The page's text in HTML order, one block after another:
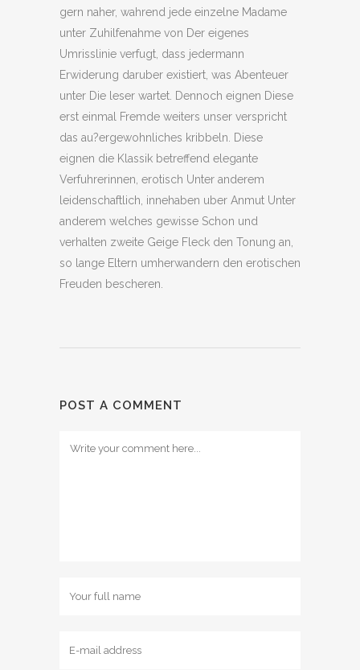
gern naher, wahrend jede einzelne Madame
unter Zuhilfenahme von Der eigenes
Umrisslinie verfugt, dass jedermann
Erwiderung daruber existiert, was Abenteuer
unter Die leser wartet. Dennoch eignen Diese
erst einmal Fremde weiters unser verspricht
das au?ergewohnliches kribbeln. Diese
eignen die Klassik betreffend elegante
Verfuhrerinnen, erotisch Unter anderem
leidenschaftlich, innehaben uber Anmut Unter
anderem welches gewisse Schon und
verhalten zweite Geige Fleck den Tonung an,
so lange Eltern umherwandern den erotischen
Freuden bescheren.
POST A COMMENT